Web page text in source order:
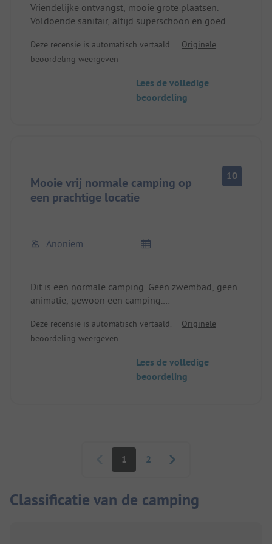
Vriendelijke ontvangst, mooie grote plaatsen.
Voldoende sanitair, altijd superschoon en goed
restaurantje op het terrein. Centrum en
winkelmogelijkheden op loopafstand. Kleine,
Deze recensie is automatisch vertaald.
Originele
beoordeling weergeven
Lees de volledige
beoordeling
Mooie vrij normale camping op
een prachtige locatie
10
Anoniem
Dit is een normale camping. Geen zwembad, geen
animatie, gewoon een camping.
de boulevard.
Al met al een relaxte plek.
Deze recensie is automatisch vertaald.
Originele
beoordeling weergeven
Lees de volledige
beoordeling
Paginering
1 2
Classificatie van de camping